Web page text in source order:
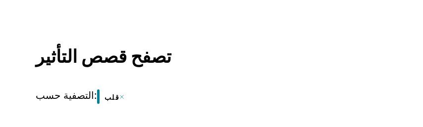
تصفح قصص التأثير
التصفية حسب: قلب